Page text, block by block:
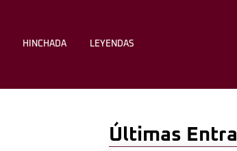
CLUB STAFF HINCHADA
HINCHADA LEYENDAS
Últimas